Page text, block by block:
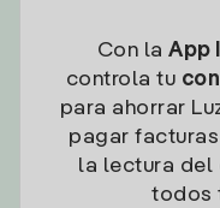
Con la App
controla tu
para ahorrar
pagar
la lectura del
todos